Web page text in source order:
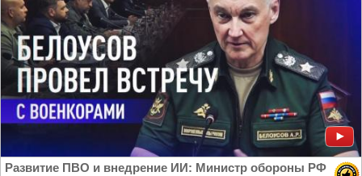
Развитие ПВО и внедрение ИИ: Министр обороны РФ